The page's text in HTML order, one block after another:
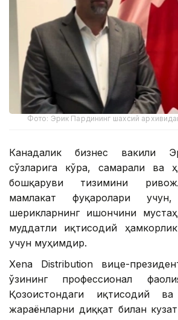
Фото: Эрик Пардининг шахсий
Канадалик бизнес вакили
сўзларига кўра, самарали ва
бошқаруви тизимини
мамлакат фуқаролари
шерикларнинг ишончини
муддатли иқтисодий
учун муҳимдир.
Xena Distribution вице-
ўзининг профессионал
Қозоғистондаги иқтисодий
жараёнларни диққат билан